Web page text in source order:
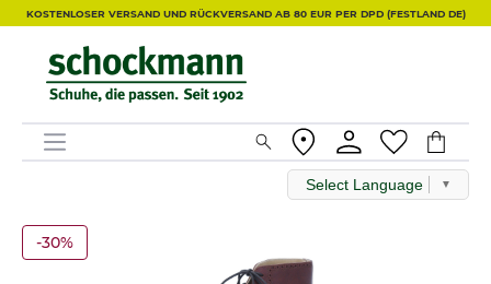
KOSTENLOSER VERSAND UND RÜCKVERSAND AB 80 EUR PER DPD (FESTLAND DE)
Select Language ▼
-30%